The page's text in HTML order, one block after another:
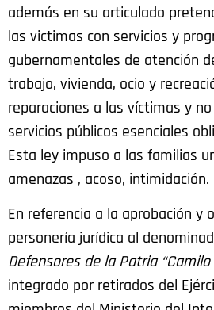
además en su articulado
las victimas con servicios y
gubernamentales de atención
trabajo, vivienda, ocio y
reparaciones a las víctimas y
servicios públicos esenciales
Esta ley impuso a las familias
amenazas , acoso, intimidación.
En referencia a la aprobación y
personería jurídica al
Defensores de la Patria
integrado por retirados del